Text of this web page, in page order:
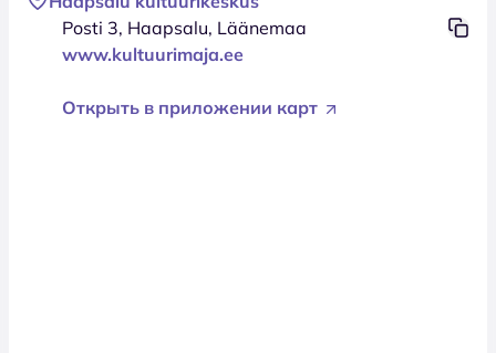
Posti 3, Haapsalu, Läänemaa
www.kultuurimaja.ee
Открыть в приложении карт